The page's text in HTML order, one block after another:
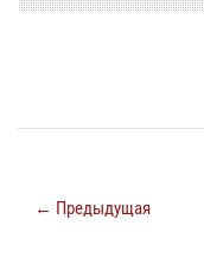
← Предыдущая